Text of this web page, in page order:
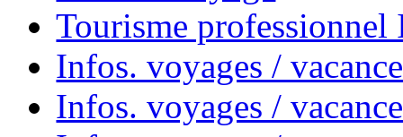
Tourisme
Infos. voyages /
Infos. voyages /